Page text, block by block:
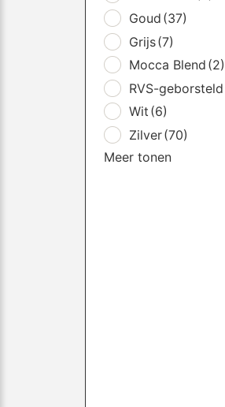
Goud (37)
Grijs(7)
Mocca Blend (2)
RVS-geborsteld
Wit (6)
Zilver(70)
Meer tonen